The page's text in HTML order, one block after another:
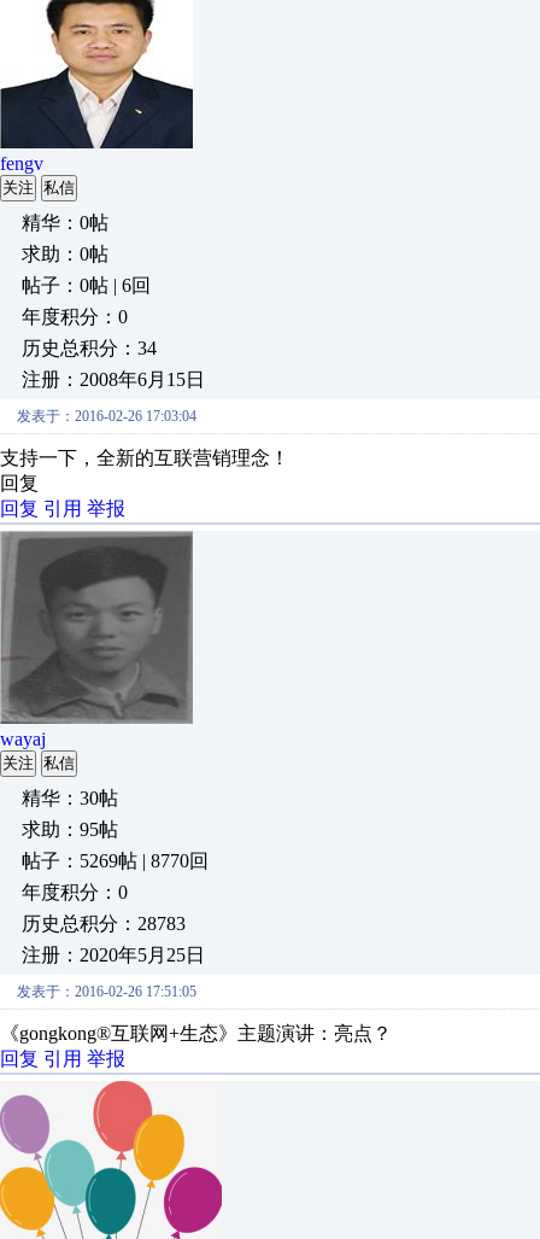
fengv
关注 私信
精华：0帖
求助：0帖
帖子：0帖 | 6回
年度积分：0
历史总积分：34
注册：2008年6月15日
发表于：2016-02-26 17:03:04
支持一下，全新的互联营销理念！
回复
回复 引用 举报
wayaj
关注 私信
精华：30帖
求助：95帖
帖子：5269帖 | 8770回
年度积分：0
历史总积分：28783
注册：2020年5月25日
发表于：2016-02-26 17:51:05
《gongkong®互联网+生态》主题演讲：亮点？
回复 引用 举报